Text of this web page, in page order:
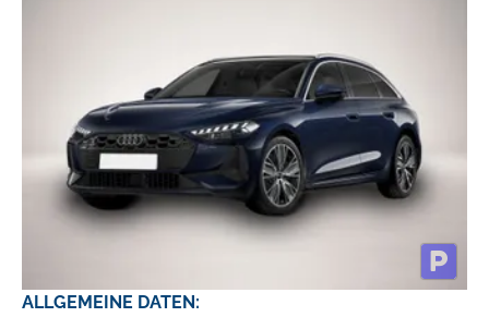
ALLGEMEINE DATEN: